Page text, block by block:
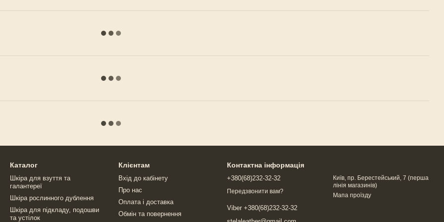
Каталог
Шкіра для взуття та
галантереї
Шкіра рослинного дублення
Шкіра для підкладу, подошви
та устілок
Клієнтам
Вхід до кабінету
Про нас
Оплата і доставка
Обмін та повернення
Контактна інформація
+380(68)232-32-32
Передзвонити вам?
Viber +380(68)232-32-32
Київ, пр. Берестейський, 7 (перша
лінія магазинів)
Мапа проїзду